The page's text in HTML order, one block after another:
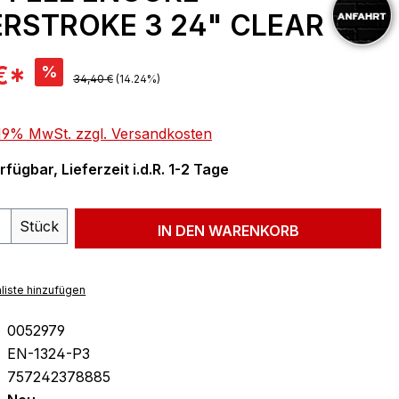
3 24" CLEAR
% Regulärer Preis:
34,40 € (14.24%)
MwSt. zzgl. Versandkosten
Lieferzeit i.d.R. 1-2 Tage
Gib den gewünschten Wert
Stück IN DEN WARENKORB
hinzufügen
0052979
EN-1324-P3
757242378885